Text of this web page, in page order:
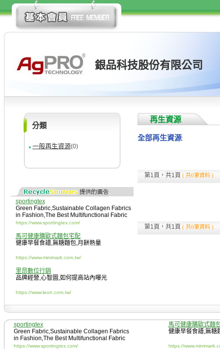
銀品科技股份有限公司
分類
一般再生資源(0)
sportingtex
Green Fabric,Sustainable Collagen Fabrics
in Fashion,The Best Multifunctional Fabric
for Summer
https://www.sportingtex.com/
馬可健康購歐式麵包宅配
健康早餐食譜,無糖麵包,月餅熱量
https://www.minimark.com.tw/
里昂數位行銷
品牌經營,心智圖 ,如何提高站內曝光
https://www.leon.com.tw/
再生資源
全部再生資源:
第1頁，共1頁 ( 共0筆資料 )
第1頁，共1頁 ( 共0筆資料 )
sportingtex
Green Fabric,Sustainable Collagen Fabrics
in Fashion,The Best Multifunctional Fabric
for Summer
https://www.sportingtex.com/
馬可健康購歐式麵
健康早餐食譜,無糖
https://